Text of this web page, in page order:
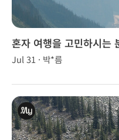
혼자 여행을 고민하시는
요! 좋은 추억 만들어주
Jul 31 · 박*름